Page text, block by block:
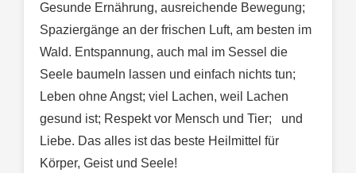
Gesunde Ernährung, ausreichende Bewegung;
Spaziergänge an der frischen Luft, am besten im
Wald. Entspannung, auch mal im Sessel die
Seele baumeln lassen und einfach nichts tun;
Leben ohne Angst; viel Lachen, weil Lachen
gesund ist; Respekt vor Mensch und Tier; und
Liebe. Das alles ist das beste Heilmittel für
Körper, Geist und Seele!